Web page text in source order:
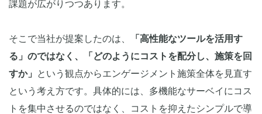
課題が広がりつつあります。
そこで当社が提案したのは、
「高性能なツールを活用す
る」のではなく、「どのようにコストを配分し、施策を回
すか」
という観点からエンゲージメント施策全体を見直す
という考え方です。具体的には、多機能なサーベイにコス
トを集中させるのではなく、コストを抑えたシンプルで導